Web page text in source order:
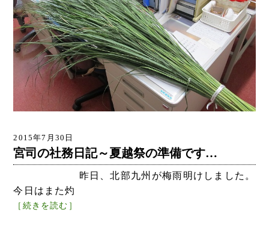
2015年7月30日
宮司の社務日記～夏越祭の準備です…
昨日、北部九州が梅雨明けしました。
今日はまた灼
［続きを読む］